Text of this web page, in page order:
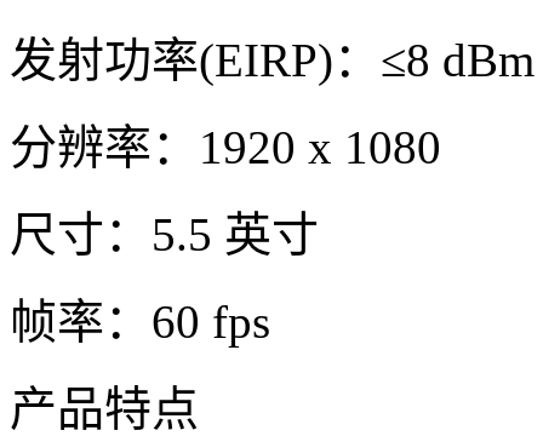
发射功率(EIRP)：≤8 dBm
分辨率：1920 x 1080
尺寸：5.5 英寸
帧率：60 fps
产品特点